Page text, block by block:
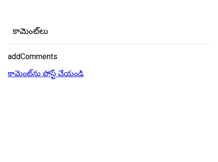
కామెంట్‌లు
addComments
కామెంట్‌ను పోస్ట్ చేయండి